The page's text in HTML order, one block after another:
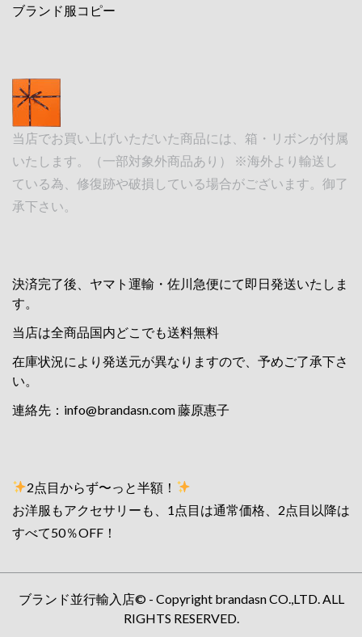
ブランド服コピー
当店でお買い上げいただいた商品には、箱・リボンが付属
いたします。（一部対象外商品あり） ※海外より輸送し
ている為、修復跡や破損している場合がございます。御了
承下さい。
決済完了後、ヤマト運輸・佐川急便にて即日発送いたしま
す。
当店は全商品国内どこでも送料無料
在庫状況により発送元が異なりますので、予めご了承下さ
い。
連絡先： info@brandasn.com藤原惠子
2点目からず〜っと半額！
お洋服もアクセサリーも、1点目は通常価格、2点目以降は
すべて50％OFF！
ブランド並行輸入店© - Copyright brandasn CO.,LTD. ALL
RIGHTS RESERVED.